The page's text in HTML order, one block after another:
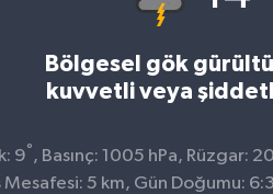
Bölgesel gök
kuvvetli veya
9° , Basınç: 1005 hPa, Rüzgar:
Mesafesi: 5 km, Gün Doğumu: